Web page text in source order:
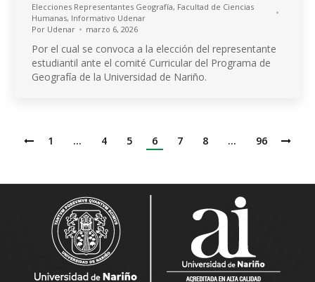
Elecciones Representantes Geografía, Facultad de Ciencias
Humanas, Informativo Udenar
Por Udenar marzo 6, 2026
Por el cual se convoca a la elección del representante
estudiantil ante el comité Curricular del Programa de
Geografía de la Universidad de Nariño.
1 … 4 5 6 7 8 … 96